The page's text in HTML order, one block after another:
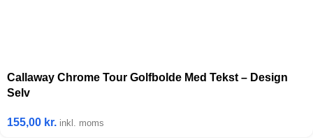
Callaway Chrome Tour Golfbolde Med Tekst – Design
Selv
155,00 kr. inkl. moms